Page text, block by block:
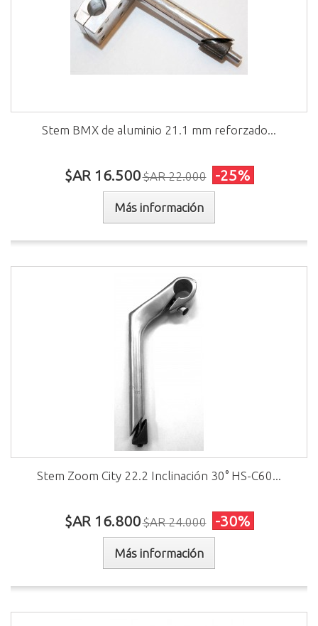
Stem BMX de aluminio 21.1 mm reforzado...
$AR 16.500$AR 22.000 -25%
Más información
Stem Zoom City 22.2 Inclinación 30° HS-C60...
$AR 16.800$AR 24.000 -30%
Más información